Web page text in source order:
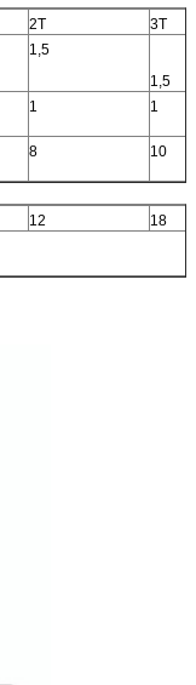
2T
3T
1,5
1,5
1 1
8 10
12
18